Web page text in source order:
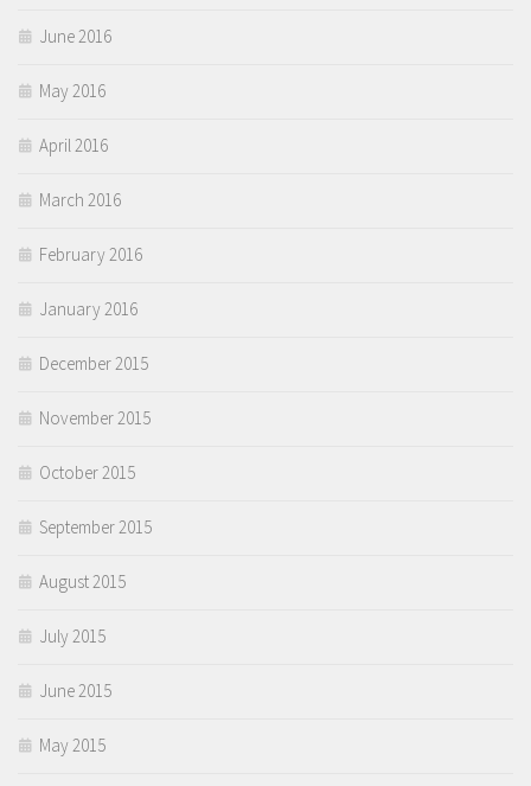
June 2016
May 2016
April 2016
March 2016
February 2016
January 2016
December 2015
November 2015
October 2015
September 2015
August 2015
July 2015
June 2015
May 2015